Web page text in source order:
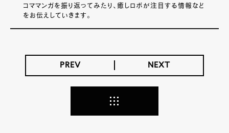
コママンガを振り返ってみたり、癒しロボが注目する情報など
をお伝えしていきます。
PREV NEXT